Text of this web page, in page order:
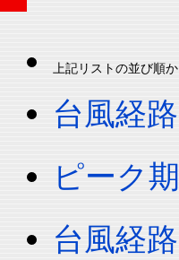
上記リストの並び順
台風経
ピーク
台風経